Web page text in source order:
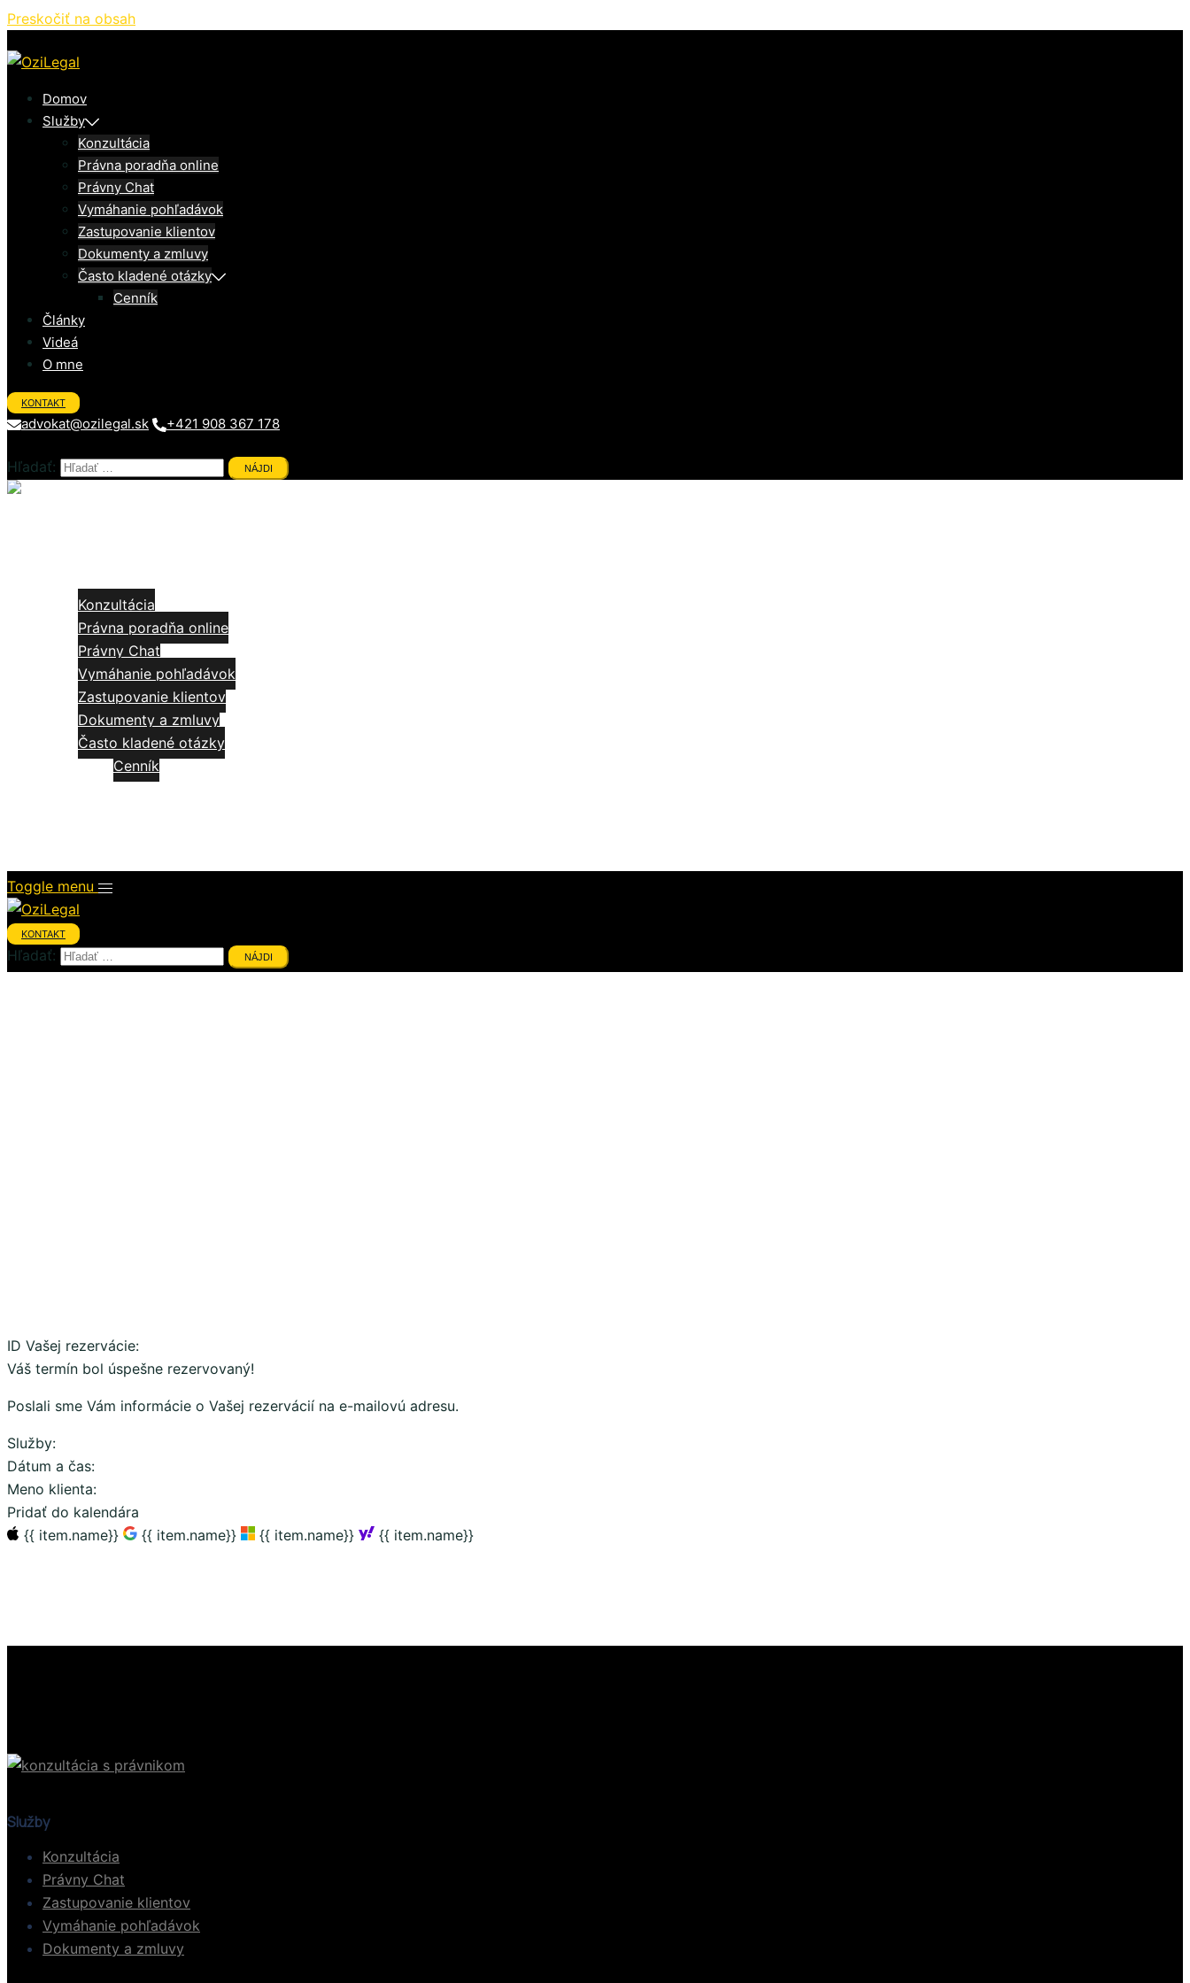
Preskočiť na obsah
Domov
Služby
Konzultácia
Právna poradňa online
Právny Chat
Vymáhanie pohľadávok
Zastupovanie klientov
Dokumenty a zmluvy
Často kladené otázky
Cenník
Články
Videá
O mne
KONTAKT
advokat@ozilegal.sk +421 908 367 178
Hľadať:
Konzultácia
Právna poradňa online
Právny Chat
Vymáhanie pohľadávok
Zastupovanie klientov
Dokumenty a zmluvy
Často kladené otázky
Cenník
Toggle menu
KONTAKT
Hľadať:
ID Vašej rezervácie:
Váš termín bol úspešne rezervovaný!
Poslali sme Vám informácie o Vašej rezervácií na e-mailovú adresu.
Služby:
Dátum a čas:
Meno klienta:
Pridať do kalendára
{{ item.name}}
{{ item.name}} {{ item.name}} {{ item.name}}
Služby
Konzultácia
Právny Chat
Zastupovanie klientov
Vymáhanie pohľadávok
Dokumenty a zmluvy